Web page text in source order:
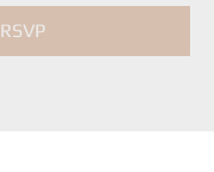
RSVP